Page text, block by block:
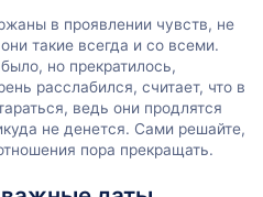
в проявлении чувств, не
такие всегда и со всеми.
но прекратилось,
расслабился, считает, что в
ведь они продлятся
не денется. Сами решайте,
пора прекращать.